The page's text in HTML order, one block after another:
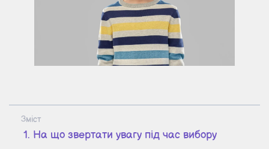
Зміст
На що звертати увагу під час вибору